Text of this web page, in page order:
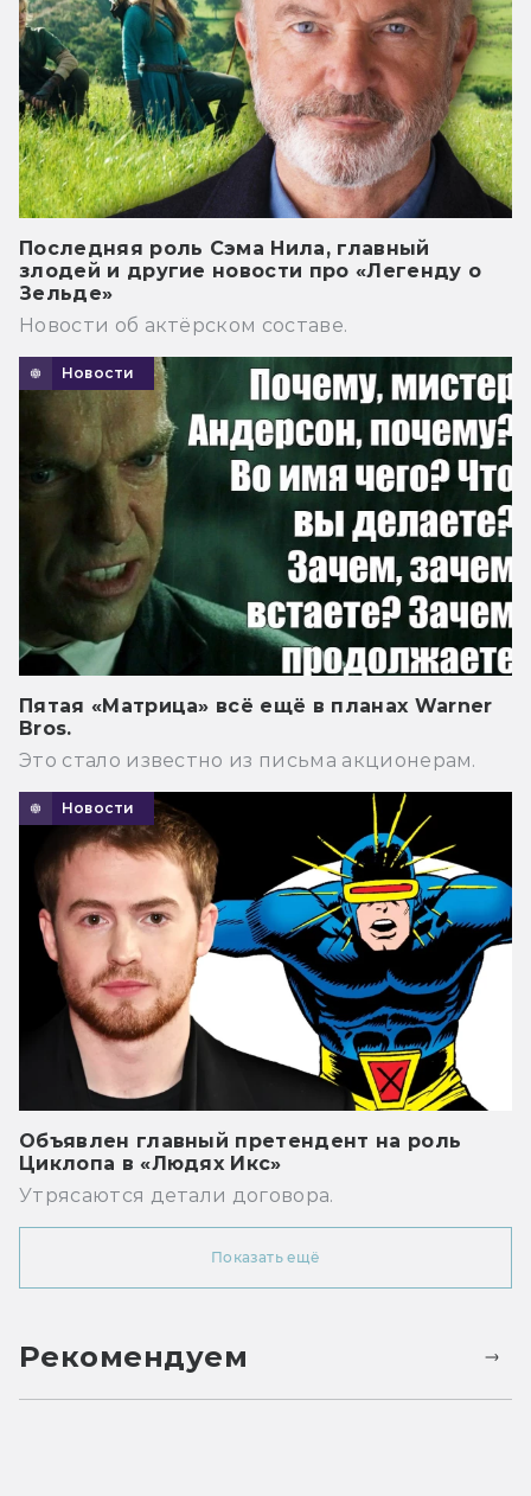
Последняя роль Сэма Нила, главный
злодей и другие новости про «Легенду о
Зельде»
Новости об актёрском составе.
Новости
Пятая «Матрица» всё ещё в планах Warner
Bros.
Это стало известно из письма акционерам.
Новости
Объявлен главный претендент на роль
Циклопа в «Людях Икс»
Утрясаются детали договора.
Показать ещё
Рекомендуем